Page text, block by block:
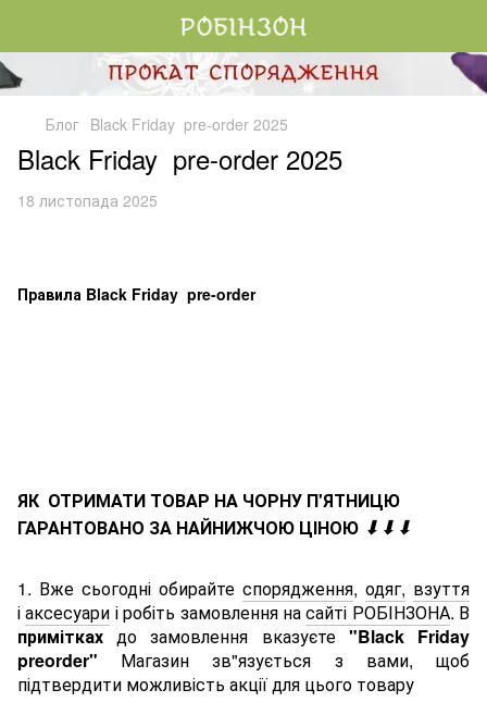
Блог Black Friday pre-order 2025
Black Friday pre-order 2025
18 листопада 2025
Правила Black Friday pre-order
ЯК ОТРИМАТИ ТОВАР НА ЧОРНУ П'ЯТНИЦЮ
ГАРАНТОВАНО ЗА НАЙНИЖЧОЮ ЦІНОЮ ⬇⬇⬇
1. Вже сьогодні обирайте спорядження, одяг, взуття
іаксесуари і робіть замовлення насайті РОБІНЗОНА. В
примітках до замовлення вказуєте "Black Friday
preorder" Магазин зв"язується з вами, щоб
підтвердити можливість акції для цього товару